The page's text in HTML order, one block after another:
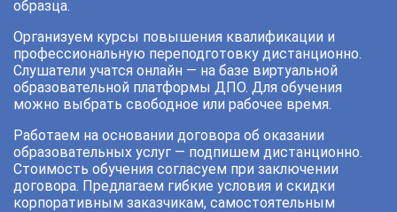
образца.
Организуем курсы повышения квалификации и
профессиональную переподготовку дистанционно.
Слушатели учатся онлайн — на базе виртуальной
образовательной платформы ДПО. Для обучения
можно выбрать свободное или рабочее время.
Работаем на основании договора об оказании
образовательных услуг — подпишем дистанционно.
Стоимость обучения согласуем при заключении
договора. Предлагаем гибкие условия и скидки
корпоративным заказчикам, самостоятельным